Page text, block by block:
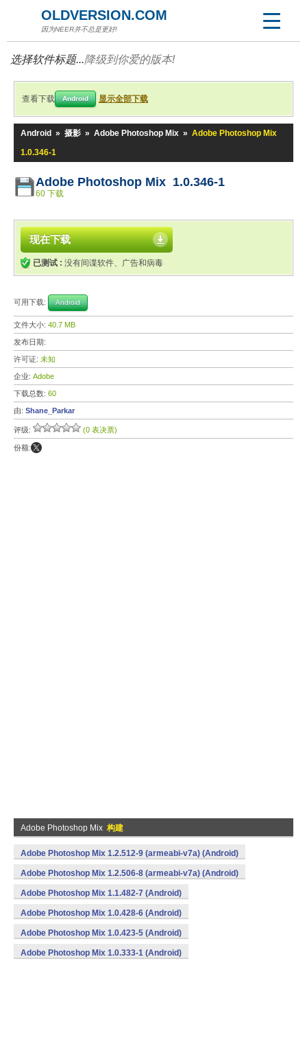
OLDVERSION.COM
因为NEER并不总是更好!
选择软件标题...降级到你爱的版本!
查看下载 Android 显示全部下载
Android » 摄影 » Adobe Photoshop Mix » Adobe Photoshop Mix
1.0.346-1
Adobe Photoshop Mix 1.0.346-1
60 下载
现在下载
已测试 : 没有间谍软件、广告和病毒
可用下载: Android
文件大小: 40.7 MB
发布日期:
许可证: 未知
企业: Adobe
下载总数: 60
由: Shane_Parkar
评级: (0 表决票)
份额:
Adobe Photoshop Mix 构建
Adobe Photoshop Mix 1.2.512-9 (armeabi-v7a) (Android)
Adobe Photoshop Mix 1.2.506-8 (armeabi-v7a) (Android)
Adobe Photoshop Mix 1.1.482-7 (Android)
Adobe Photoshop Mix 1.0.428-6 (Android)
Adobe Photoshop Mix 1.0.423-5 (Android)
Adobe Photoshop Mix 1.0.333-1 (Android)